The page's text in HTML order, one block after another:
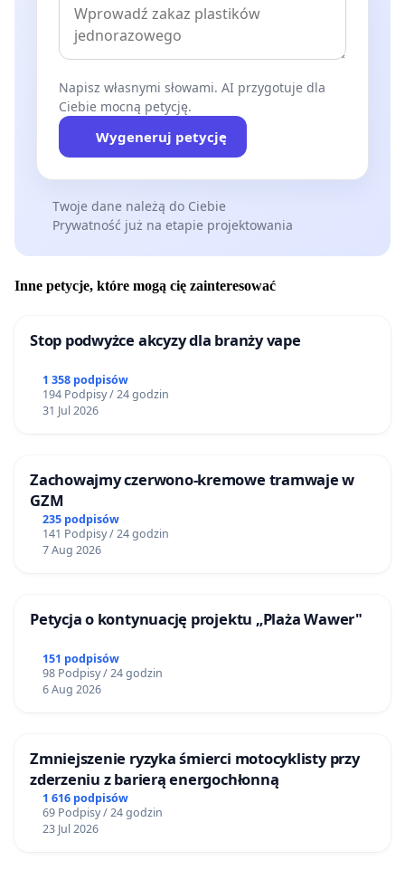
Napisz własnymi słowami. AI przygotuje dla
Ciebie mocną petycję.
Wygeneruj petycję
Twoje dane należą do Ciebie
Prywatność już na etapie projektowania
Inne petycje, które mogą cię zainteresować
Stop podwyżce akcyzy dla branży vape
1 358 podpisów
194 Podpisy / 24 godzin
31 Jul 2026
Zachowajmy czerwono-kremowe tramwaje w
GZM
235 podpisów
141 Podpisy / 24 godzin
7 Aug 2026
Petycja o kontynuację projektu „Plaża Wawer"
151 podpisów
98 Podpisy / 24 godzin
6 Aug 2026
Zmniejszenie ryzyka śmierci motocyklisty przy
zderzeniu z barierą energochłonną
1 616 podpisów
69 Podpisy / 24 godzin
23 Jul 2026